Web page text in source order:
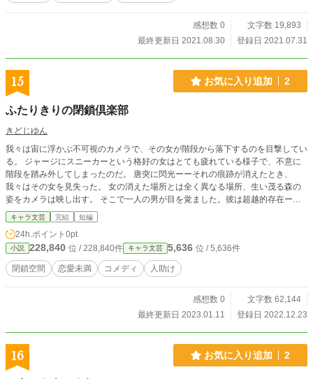
感想数 0
文字数 19,893
最終更新日 2021.08.30
登録日 2021.07.31
15 お気に入り追加 2
ふたりきりの閉鎖倶楽部
きどじゆん
我々は宙に浮かぶ不可視のカメラで、その女が階段から落下するのを目撃してい
る。 ジャージにスニーカーという格好の女はとても疲れている様子で、不意に
階段を踏み外してしまったのだ。 唐突に閃光ーーそれの痕跡が消えたとき、
我々はその女を見失った。 女の消えた場所とは全く異なる場所、生い茂る森の
姿をカメラは映し出す。 そこで一人の男が目を覚ました。彼は超越的存在ーー
神によってそこに送られた、凡庸な容姿の男だ。 男はあらん限りの声で「クソ
が！」と叫ぶ。 そして不可視のカメラは、休み方を忘れた女と、おしゃべりで
口の悪い男の会話を無機質にとらえ続ける。 （全八章、三十四話完結）
キャラ文芸 完結 短編
24h.ポイント 0pt
小説 228,840 位 / 228,840件 キャラ文芸 5,636 位 / 5,636件
閉鎖空間 恋愛未満 コメディ 人助け
感想数 0
文字数 62,144
最終更新日 2023.01.11
登録日 2022.12.23
16 お気に入り追加 2